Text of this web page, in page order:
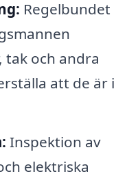
Regelbundet
tak och andra
att de är i
Inspektion av
elektriska